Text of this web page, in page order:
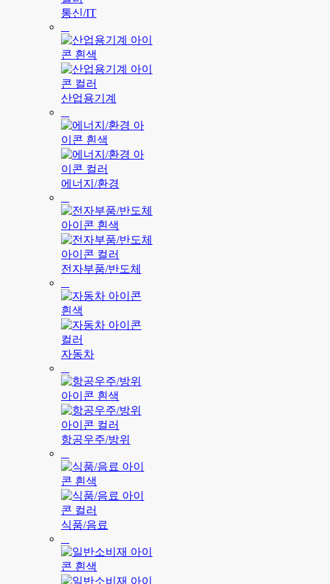
통신/IT
산업용기계
에너지/환경
전자부품/반도체
자동차
항공우주/방위
식품/음료